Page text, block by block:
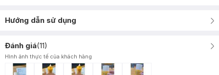
Hướng dẫn sử dụng
Đánh giá(11)
Hình ảnh thực tế của khách hàng